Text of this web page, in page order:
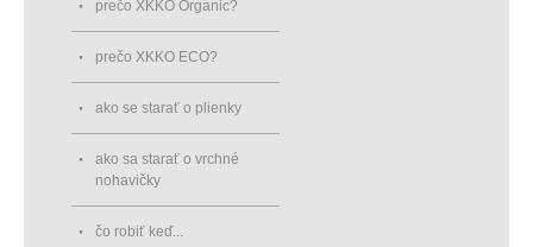
prečo XKKO Organic?
prečo XKKO ECO?
ako se starať o plienky
ako sa starať o vrchné
nohavičky
čo robiť keď...